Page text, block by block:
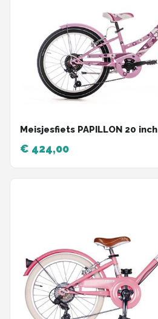
Meisjesfiets PAPILLON 20 inch
€ 424,00